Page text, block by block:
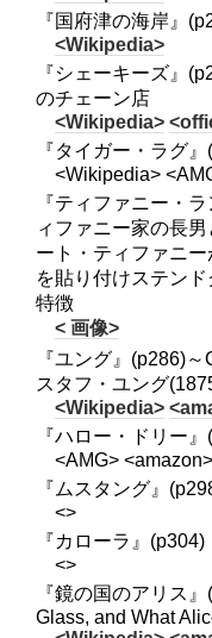
『国府津の海岸』
<Wikipedia>
『シェーキーズ』
のチェーン店
<Wikipedia>
『タイガー・ラグ
<Wikipedia>
『ティファニー・
ィファニー家の長
ート・ティファニ
を貼り付けステン
特徴
< 画像>
『ユング』(p286)
スタフ・ユング
<Wikipedia>
『ハロー・ドリー
<AMG>
『ムスタング』
<>
『カローラ』(p304)
<>
『鏡の国のアリス
Glass, and What